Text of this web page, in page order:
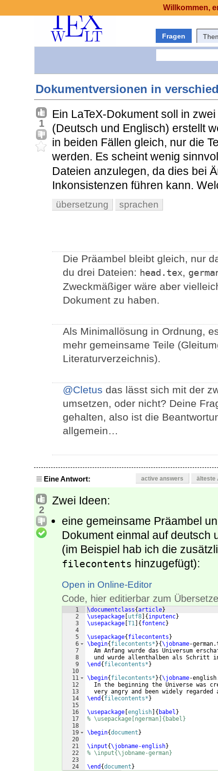
Fragen
Dokumentversionen in
1
Ein LaTeX-Dokument soll in
(Deutsch und Englisch) erstellt
in beiden Fällen gleich, nur die
werden. Es scheint wenig
Dateien anzulegen, da dies bei
Inkonsistenzen führen kann.
übersetzung sprachen
Die Präambel bleibt gleich, nur
du drei Dateien: head.tex,
Zweckmäßiger wäre aber
Dokument zu haben.
Als Minimallösung in Ordnung,
mehr gemeinsame Teile
Literaturverzeichnis).
@Cletus das lässt sich mit der
umsetzen, oder nicht? Deine
gehalten, also ist die
allgemein…
Eine Antwort: active answers älteste
2
Zwei Ideen:
eine gemeinsame Präambel
Dokument einmal auf deutsch
(im Beispiel hab ich die
filecontents hinzugefügt):
Open in Online-Editor
Code, hier editierbar zum
1
2
3
4
5
6
7
8
9
10
11
12
13
14
15
16
17
18
19
20
21
22
23
24
\documentclass{article}
\usepackage utf8 { inputenc}
\usepackage T1 { fontenc}
\usepackage{ filecontents }
\begin{ filecontents* }{\jobname-
Am Anfang wurde das Universum
und wurde allenthalben als Schritt
\end { filecontents* }
\begin{ filecontents* }{\jobname-
In the beginning the Universe was
very angry and been widely regarded
\end { filecontents* }
\usepackage english { babel }
% \usepackage[ngerman]{babel}
\begin{document }
\input{\jobname-english}
% \input{\jobname-german}
\end {document }
Willkommen,